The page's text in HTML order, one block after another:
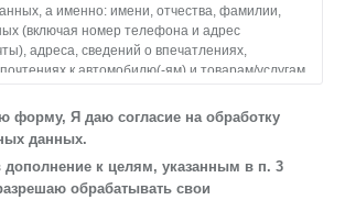
а именно: имени, отчества, фамилии,
(включая номер телефона и адрес
адреса, сведений о впечатлениях,
к автомобилю(-ям) и товарам/услугам,
мобильного телефона посетителя сайта,
посетителя сайта,
времени и способа для контакта, истории
форму, Я даю согласие на обработку
данных.
к целям, указанным в п. 3
обрабатывать свои